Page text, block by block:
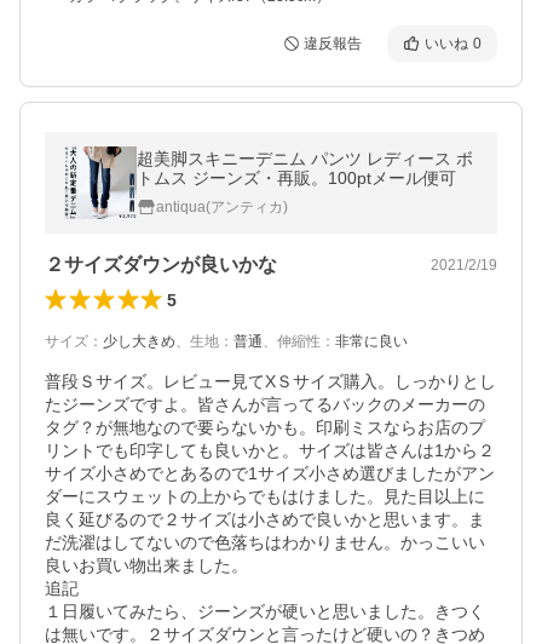
違反報告 いいね 0
超美脚スキニーデニム パンツ レディース ボ
トムス ジーンズ・再販。100ptメール便可
antiqua(アンティカ)
２サイズダウンが良いかな 2021/2/19
5
サイズ ： 少し大きめ、 生地 ： 普通、 伸縮性 ： 非常に良い
普段Ｓサイズ。レビュー見てXＳサイズ購入。しっかりとし
たジーンズですよ。皆さんが言ってるバックのメーカーの
タグ？が無地なので要らないかも。印刷ミスならお店のプ
リントでも印字しても良いかと。サイズは皆さんは1から２
サイズ小さめでとあるので1サイズ小さめ選びましたがアン
ダーにスウェットの上からでもはけました。見た目以上に
良く延びるので２サイズは小さめで良いかと思います。ま
だ洗濯はしてないので色落ちはわかりません。かっこいい
良いお買い物出来ました。
追記
１日履いてみたら、ジーンズが硬いと思いました。きつく
は無いです。２サイズダウンと言ったけど硬いの？きつめ